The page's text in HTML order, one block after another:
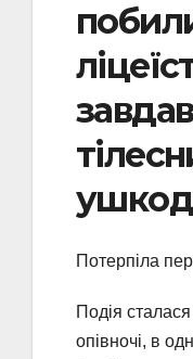
Потерпіла
Подія
опівночі, в